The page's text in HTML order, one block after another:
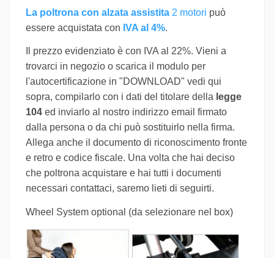
La poltrona con alzata assistita2 motori può
essere acquistata con IVA al 4%.
Il prezzo evidenziato è con IVA al 22%. Vieni a
trovarci in negozio o scarica il modulo per
l'autocertificazione in "DOWNLOAD" vedi qui
sopra, compilarlo con i dati del titolare della legge
104ed inviarlo al nostro indirizzo email firmato
dalla persona o da chi può sostituirlo nella firma.
Allega anche il documento di riconoscimento fronte
e retro e codice fiscale. Una volta che hai deciso
che poltrona acquistare e hai tutti i documenti
necessari contattaci, saremo lieti di seguirti.
Wheel System optional (da selezionare nel box)